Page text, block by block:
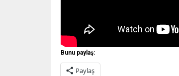
Bunu paylaş:
Paylaş